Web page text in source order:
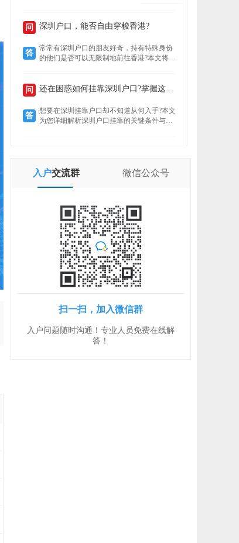
定就业者还是创业者，总有一条通道助你扎
自身条件，是高效落户的关键。
问 深圳户口，能否自由穿梭香港?
答
常常有深圳户口的朋友好奇，持有特殊身份
的他们是否可以无限制地前往香港?本文将揭
问 还在困惑如何挂靠深圳户口?掌握这些要点轻松...
答
想要在深圳挂靠户口却不知道从何入手?本文
为您详细解析深圳户口挂靠的关键条件与所
入户交流群 微信公众号
扫一扫，加入微信群
入户问题随时沟通！专业人员免费在线解
答！